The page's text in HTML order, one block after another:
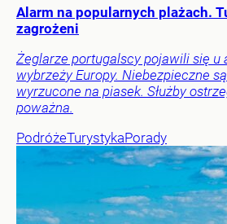
Alarm na popularnych plażach.
zagrożeni
Żeglarze portugalscy pojawili się u
wybrzeży Europy. Niebezpieczne
wyrzucone na piasek. Służby
poważna.
PodróżeTurystykaPorady